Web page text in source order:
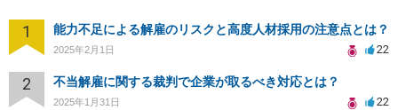
1 能力不足による解雇のリスクと高度人材採用の注意点とは？
2025年2月1日 22
2 不当解雇に関する裁判で企業が取るべき対応とは？
2025年1月31日 22